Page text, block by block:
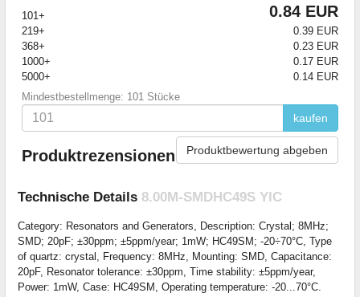
101+
0.84 EUR
219+
0.39 EUR
368+
0.23 EUR
1000+
0.17 EUR
5000+
0.14 EUR
Mindestbestellmenge: 101 Stücke
kaufen
Produktrezensionen Produktbewertung abgeben
Technische Details 8.00M-SMDHC49S YIC
Category: Resonators and Generators, Description: Crystal; 8MHz;
SMD; 20pF; ±30ppm; ±5ppm/year; 1mW; HC49SM; -20÷70°C, Type
of quartz: crystal, Frequency: 8MHz, Mounting: SMD, Capacitance:
20pF, Resonator tolerance: ±30ppm, Time stability: ±5ppm/year,
Power: 1mW, Case: HC49SM, Operating temperature: -20...70°C.